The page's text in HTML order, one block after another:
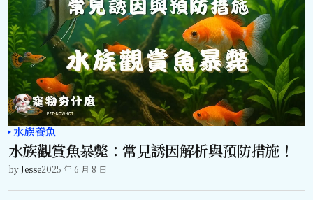
水族養魚
水族觀賞魚暴斃：常見誘因解析與預防措施！
byJesse2025 年 6 月 8 日